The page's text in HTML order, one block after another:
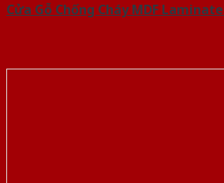
Cửa Gỗ Chống Cháy MDF Laminate